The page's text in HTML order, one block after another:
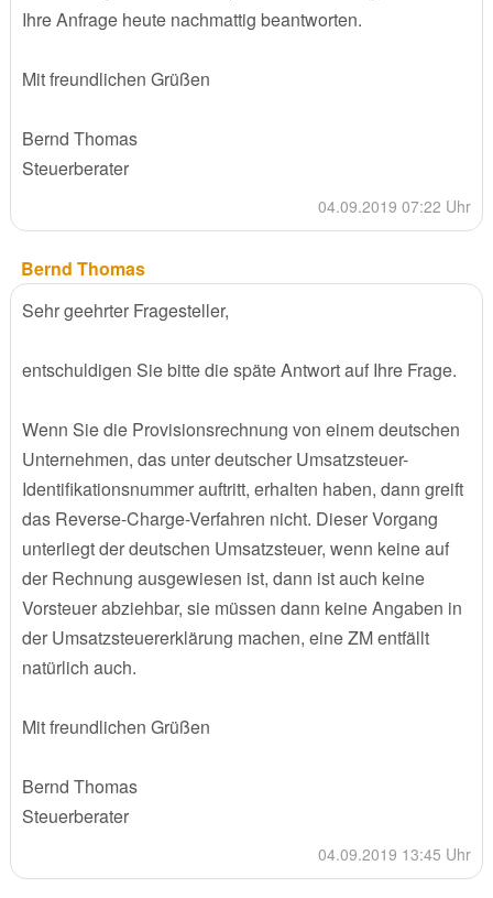
Ihre Anfrage heute nachmattig beantworten.
Mit freundlichen Grüßen
Bernd Thomas
Steuerberater
04.09.2019 07:22 Uhr
Bernd Thomas
Sehr geehrter Fragesteller,
entschuldigen Sie bitte die späte Antwort auf Ihre Frage.
Wenn Sie die Provisionsrechnung von einem deutschen
Unternehmen, das unter deutscher Umsatzsteuer-
Identifikationsnummer auftritt, erhalten haben, dann greift
das Reverse-Charge-Verfahren nicht. Dieser Vorgang
unterliegt der deutschen Umsatzsteuer, wenn keine auf
der Rechnung ausgewiesen ist, dann ist auch keine
Vorsteuer abziehbar, sie müssen dann keine Angaben in
der Umsatzsteuererklärung machen, eine ZM entfällt
natürlich auch.
Mit freundlichen Grüßen
Bernd Thomas
Steuerberater
04.09.2019 13:45 Uhr